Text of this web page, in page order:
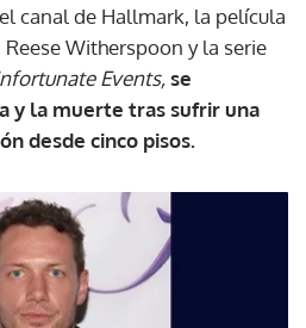
canal de Hallmark, la película
Witherspoon y la serie
Events,se
y la muerte tras sufrir una
desde cinco pisos.